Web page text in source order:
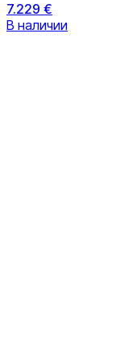
7.229 €
В наличии